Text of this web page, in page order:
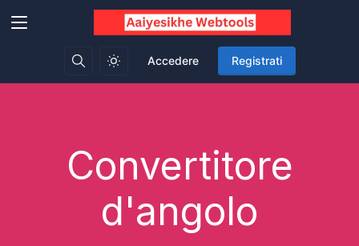
Accedere Registrati
Convertitore
d'angolo